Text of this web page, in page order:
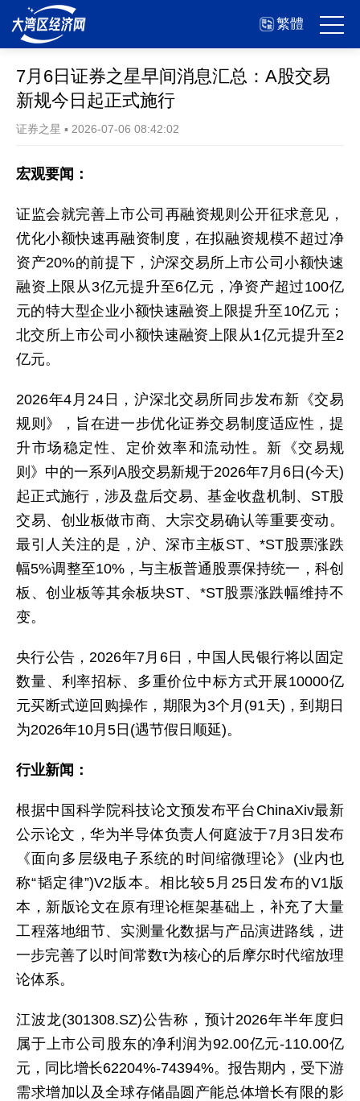
繁體
7月6日证券之星早间消息汇总：A股交易
新规今日起正式施行
证券之星 ▪ 2026-07-06 08:42:02
宏观要闻：
证监会就完善上市公司再融资规则公开征求意见，
优化小额快速再融资制度，在拟融资规模不超过净
资产20%的前提下，沪深交易所上市公司小额快速
融资上限从3亿元提升至6亿元，净资产超过100亿
元的特大型企业小额快速融资上限提升至10亿元；
北交所上市公司小额快速融资上限从1亿元提升至2
亿元。
2026年4月24日，沪深北交易所同步发布新《交易
规则》，旨在进一步优化证券交易制度适应性，提
升市场稳定性、定价效率和流动性。新《交易规
则》中的一系列A股交易新规于2026年7月6日(今天)
起正式施行，涉及盘后交易、基金收盘机制、ST股
交易、创业板做市商、大宗交易确认等重要变动。
最引人关注的是，沪、深市主板ST、*ST股票涨跌
幅5%调整至10%，与主板普通股票保持统一，科创
板、创业板等其余板块ST、*ST股票涨跌幅维持不
变。
央行公告，2026年7月6日，中国人民银行将以固定
数量、利率招标、多重价位中标方式开展10000亿
元买断式逆回购操作，期限为3个月(91天)，到期日
为2026年10月5日(遇节假日顺延)。
行业新闻：
根据中国科学院科技论文预发布平台ChinaXiv最新
公示论文，华为半导体负责人何庭波于7月3日发布
《面向多层级电子系统的时间缩微理论》(业内也
称“韬定律”)V2版本。相比较5月25日发布的V1版
本，新版论文在原有理论框架基础上，补充了大量
工程落地细节、实测量化数据与产品演进路线，进
一步完善了以时间常数τ为核心的后摩尔时代缩放理
论体系。
江波龙(301308.SZ)公告称，预计2026年半年度归
属于上市公司股东的净利润为92.00亿元-110.00亿
元，同比增长62204%-74394%。报告期内，受下游
需求增加以及全球存储晶圆产能总体增长有限的影